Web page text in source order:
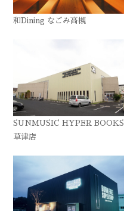
和Dining なごみ高槻
SUNMUSIC HYPER BOOKS
草津店